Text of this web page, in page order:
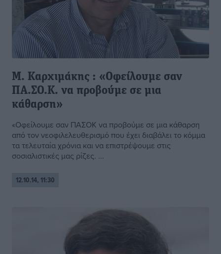
Μ. Καρχιμάκης : «Οφείλουμε σαν
ΠΑ.ΣΟ.Κ. να προβούμε σε μια
κάθαρση»
«Οφείλουμε σαν ΠΑΣΟΚ να προβούμε σε μια κάθαρση
από τον νεοφιλελευθερισμό που έχει διαβάλει το κόμμα
τα τελευταία χρόνια και να επιστρέψουμε στις
σοσιαλιστικές μας ρίζες. ...
12.10.14, 11:30